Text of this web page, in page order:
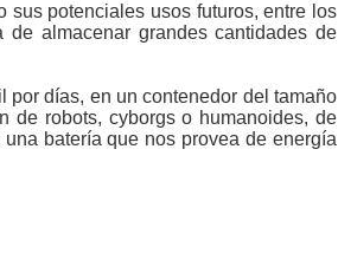
sus potenciales usos futuros, entre los
almacenar grandes cantidades de
días, en un contenedor del tamaño
de robots, cyborgs o humanoides, de
batería que nos provea de energía